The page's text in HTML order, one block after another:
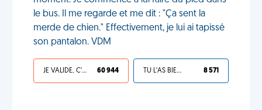
le bus. Il me regarde et me dit : "Ça sent la
merde de chien." Effectivement, je lui ai tapissé
son pantalon. VDM
JE VALIDE, C'EST UNE VDM 60 944 TU L'AS BIEN MÉRITÉ 8 571